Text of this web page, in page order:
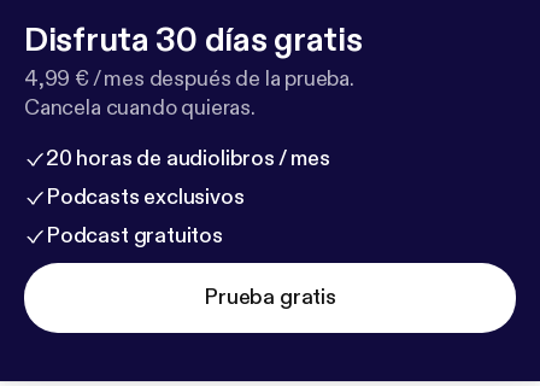
Disfruta 30 días gratis
4,99 € / mes después de la prueba.
Cancela cuando quieras.
20 horas de audiolibros / mes
Podcasts exclusivos
Podcast gratuitos
Prueba gratis